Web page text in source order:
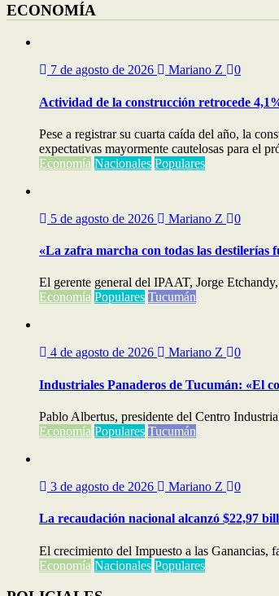
ECONOMÍA
7 de agosto de 2026 Mariano Z 0
Actividad de la construcción retrocede
Pese a registrar su cuarta caída del año, la
expectativas mayormente cautelosas para el
Economía Nacionales Populares
5 de agosto de 2026 Mariano Z 0
«La zafra marcha con todas las destilerías
El gerente general del IPAAT, Jorge
Economía Populares Tucumán
4 de agosto de 2026 Mariano Z 0
Industriales Panaderos de Tucumán: «El
Pablo Albertus, presidente del Centro
Economía Populares Tucumán
3 de agosto de 2026 Mariano Z 0
La recaudación nacional alcanzó $22,97
El crecimiento del Impuesto a las Ganancias,
Economía Nacionales Populares